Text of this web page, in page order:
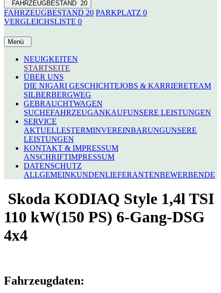
FAHRZEUGBESTAND 20
FAHRZEUGBESTAND 20 PARKPLATZ 0
VERGLEICHSLISTE 0
Menü
NEUIGKEITEN
STARTSEITE
ÜBER UNS
DIE NIGARI GESCHICHTEJOBS & KARRIERETEAM
SILBERBERGWEG
GEBRAUCHTWAGEN
SUCHEFAHRZEUGANKAUFUNSERE LEISTUNGEN
SERVICE
AKTUELLESTERMINVEREINBARUNGUNSERE
LEISTUNGEN
KONTAKT & IMPRESSUM
ANSCHRIFTIMPRESSUM
DATENSCHUTZ
ALLGEMEINKUNDENLIEFERANTENBEWERBENDE
Skoda KODIAQ Style 1,4l TSI
110 kW(150 PS) 6-Gang-DSG
4x4
Fahrzeugdaten: